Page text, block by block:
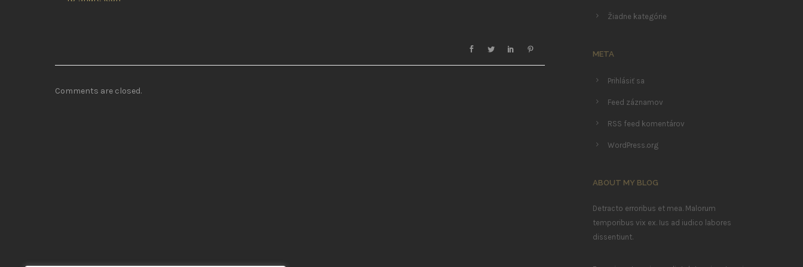
Comments are closed.
Žiadne kategórie
META
Prihlásiť sa
Feed záznamov
RSS feed komentárov
WordPress.org
ABOUT MY BLOG
Detracto erroribus et mea. Malorum
temporibus vix ex. Ius ad iudico labores
dissentiunt.